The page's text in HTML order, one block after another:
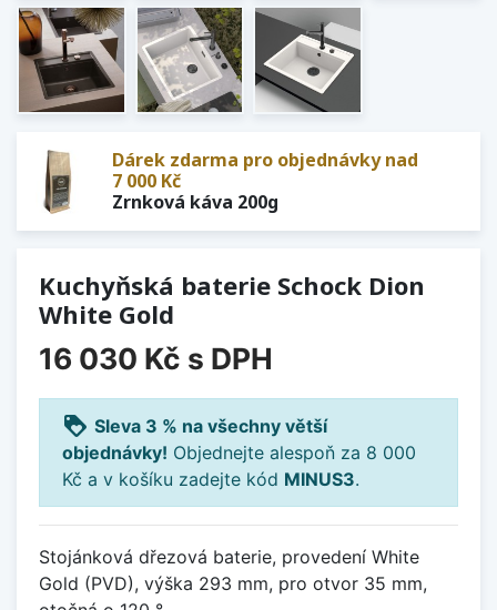
Dárek zdarma pro objednávky nad
7 000 Kč
Zrnková káva 200g
Kuchyňská baterie Schock Dion
White Gold
16 030 Kč s DPH
loyalty Sleva 3 % na všechny větší
objednávky! Objednejte alespoň za 8 000
Kč a v košíku zadejte kód MINUS3.
Stojánková dřezová baterie, provedení White
Gold (PVD), výška 293 mm, pro otvor 35 mm,